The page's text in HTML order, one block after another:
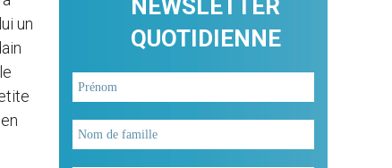
un
NEWSLETTER
QUOTIDIENNE